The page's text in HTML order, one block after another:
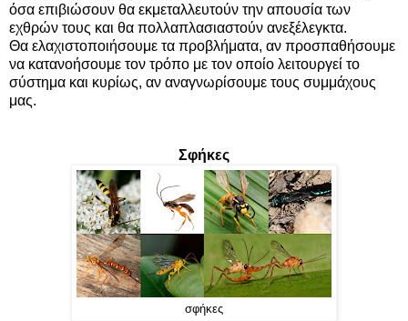
όσα επιβιώσουν θα εκμεταλλευτούν την απουσία των
εχθρών τους και θα πολλαπλασιαστούν ανεξέλεγκτα.
Θα ελαχιστοποιήσουμε τα προβλήματα, αν προσπαθήσουμε
να κατανοήσουμε τον τρόπο με τον οποίο λειτουργεί το
σύστημα και κυρίως, αν αναγνωρίσουμε τους συμμάχους
μας.
Σφήκες
σφήκες